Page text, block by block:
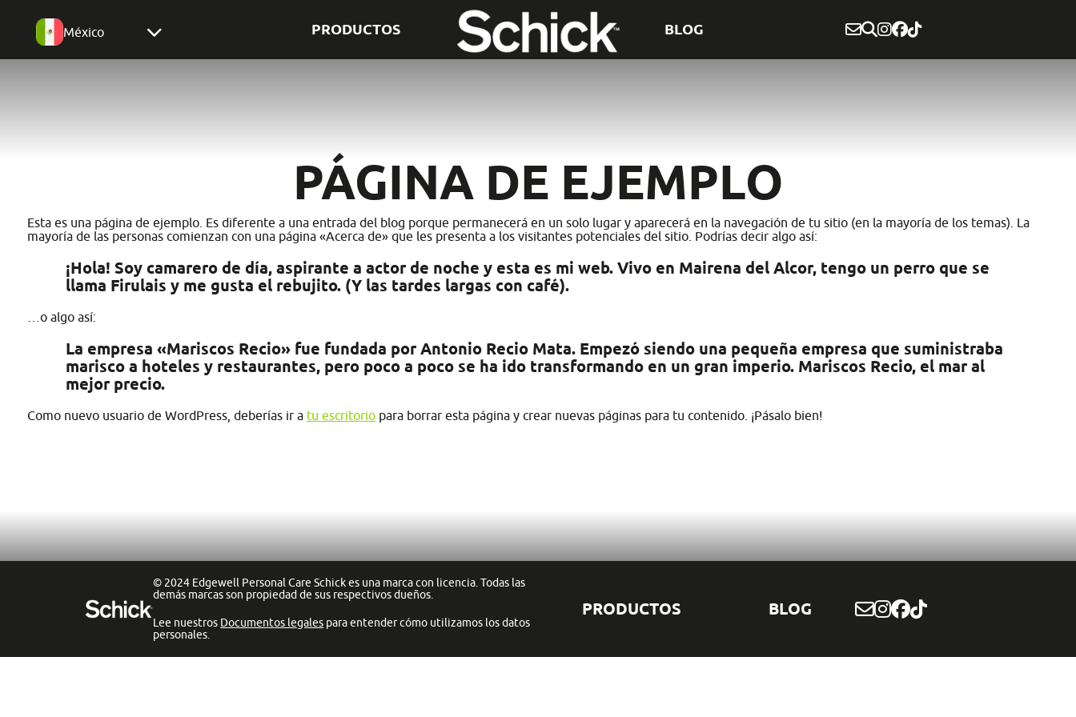
México PRODUCTOS BLOG
PÁGINA DE EJEMPLO
Esta es una página de ejemplo. Es diferente a una entrada del blog porque permanecerá en un solo lugar y aparecerá en la navegación de tu sitio (en la mayoría de los temas). La
mayoría de las personas comienzan con una página «Acerca de» que les presenta a los visitantes potenciales del sitio. Podrías decir algo así:
¡Hola! Soy camarero de día, aspirante a actor de noche y esta es mi web. Vivo en Mairena del Alcor, tengo un perro que se
llama Firulais y me gusta el rebujito. (Y las tardes largas con café).
…o algo así:
La empresa «Mariscos Recio» fue fundada por Antonio Recio Mata. Empezó siendo una pequeña empresa que suministraba
marisco a hoteles y restaurantes, pero poco a poco se ha ido transformando en un gran imperio. Mariscos Recio, el mar al
mejor precio.
Como nuevo usuario de WordPress, deberías ir a tu escritorio para borrar esta página y crear nuevas páginas para tu contenido. ¡Pásalo bien!
© 2024 Edgewell Personal Care Schick es una marca con licencia. Todas las
demás marcas son propiedad de sus respectivos dueños.
Lee nuestros Documentos legales para entender cómo utilizamos los datos
personales.
PRODUCTOS BLOG